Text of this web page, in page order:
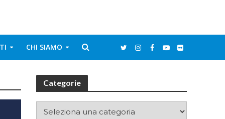
CHI SIAMO
Categorie